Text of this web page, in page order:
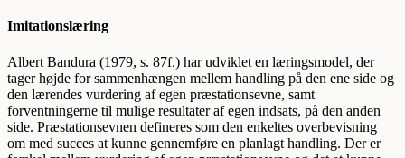
Imitationslæring
Albert Bandura (1979, s. 87f.) har udviklet en læringsmodel, der
tager højde for sammenhængen mellem handling på den ene side og
den lærendes vurdering af egen præstationsevne, samt
forventningerne til mulige resultater af egen indsats, på den anden
side. Præstationsevnen defineres som den enkeltes overbevisning
om med succes at kunne gennemføre en planlagt handling. Der er